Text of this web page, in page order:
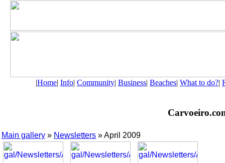
|Home| Info| Community| Business| Beaches| What to do?|
Main gallery » Newsletters » April 2009